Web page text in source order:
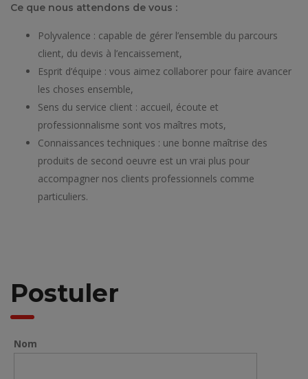
Ce que nous attendons de vous :
Polyvalence : capable de gérer l’ensemble du parcours
client, du devis à l’encaissement,
Esprit d’équipe : vous aimez collaborer pour faire avancer
les choses ensemble,
Sens du service client : accueil, écoute et
professionnalisme sont vos maîtres mots,
Connaissances techniques : une bonne maîtrise des
produits de second oeuvre est un vrai plus pour
accompagner nos clients professionnels comme
particuliers.
Postuler
Nom